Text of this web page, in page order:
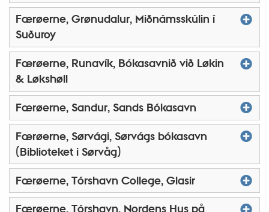
Færøerne, Grønudalur, Miðnámsskúlin í
Suðuroy
Færøerne, Runavík, Bókasavnið við Løkin
& Løkshøll
Færøerne, Sandur, Sands Bókasavn
Færøerne, Sørvági, Sørvágs bókasavn
(Biblioteket i Sørvåg)
Færøerne, Tórshavn College, Glasir
Færøerne, Tórshavn, Nordens Hus på